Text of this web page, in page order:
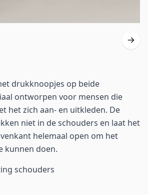
drukknoopjes op beide
ontworpen voor mensen die
het zich aan- en uitkleden. De
niet in de schouders en laat het
helemaal open om het
kunnen doen.
schouders